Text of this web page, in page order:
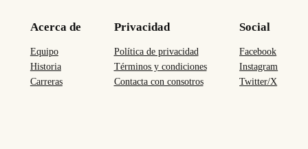
Acerca de
Equipo
Historia
Carreras
Privacidad
Política de privacidad
Términos y condiciones
Contacta con consotros
Social
Facebook
Instagram
Twitter/X